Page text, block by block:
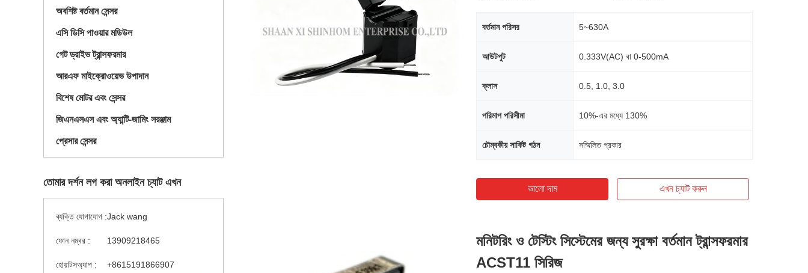
অবশিষ্ট বর্তমান সেন্সর
এসি ডিসি পাওয়ার মডিউল
গেট ড্রাইভ ট্রান্সফরমার
আরএফ মাইক্রোওয়েভ উপাদান
বিশেষ মোটর এবং সেন্সর
জিএনএসএস এবং অ্যান্টি-জামিং সরঞ্জাম
প্রেসার সেন্সর
তোমার দর্শন লগ করা অনলাইন চ্যাট এখন
ব্যক্তি যোগাযোগ :Jack wang
ফোন নম্বর : 13909218465
হোয়াটসঅ্যাপ : +8615191866907
বর্তমান পরিসর 5~630A
আউটপুট 0.333V(AC) বা 0-500mA
ক্লাস 0.5, 1.0, 3.0
পরিমাপ পরিসীমা 10%-এর মধ্যে 130%
চৌম্বকীয় সার্কিট গঠন সম্মিলিত প্রকার
ভালো দাম এখন চ্যাট করুন
মনিটরিং ও টেস্টিং সিস্টেমের জন্য সুরক্ষা বর্তমান ট্রান্সফরমার
ACST11 সিরিজ